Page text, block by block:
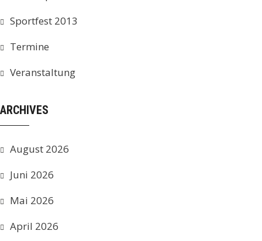
Sportfest 2013
Termine
Veranstaltung
ARCHIVES
August 2026
Juni 2026
Mai 2026
April 2026